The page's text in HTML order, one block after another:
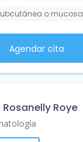
o mucosa
Agendar cita
Rosanelly Roye